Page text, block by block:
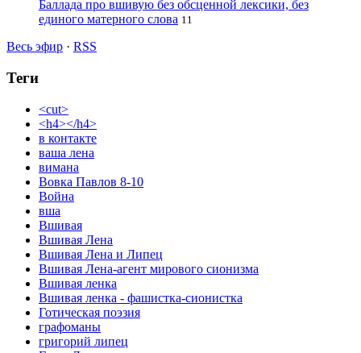
Баллада про вшивую без обсценной лексики, без
единого матерного слова 11
Весь эфир · RSS
Теги
<cut>
<h4></h4>
в контакте
ваша лена
вимана
Вовка Павлов 8-10
Война
вша
Вшивая
Вшивая Лена
Вшивая Лена и Липец
Вшивая Лена-агент мирового сионизма
Вшивая ленка
Вшивая ленка - фашистка-сионистка
Готическая поэзия
графоманы
григорий липец